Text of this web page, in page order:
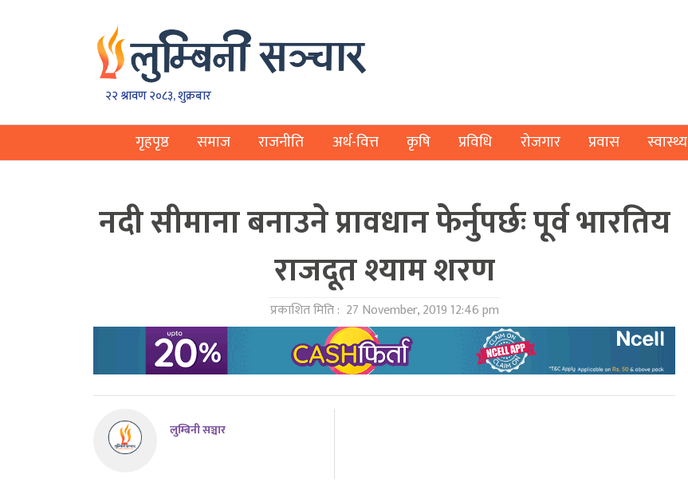
२२ श्रावण २०८३, शुक्रबार
गृहपृष्ठ समाज राजनीति अर्थ-वित्त कृषि प्रविधि रोजगार प्रवास स्वास्थ्य
नदी सीमाना बनाउने प्रावधान फेर्नुपर्छः पूर्व भारतिय
राजदूत श्याम शरण
प्रकाशित मिति : 27 November, 2019 12:46 pm
लुम्बिनी सञ्चार